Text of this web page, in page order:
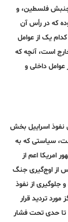
جنبش فلسطین، و
که در رأس آن
یک از عوامل
است، آنچه که
داخلی و
نفوذ اسراییل بخش
سیاستی که به
«دکترین» ۱۴ رییس‌جمهور امریکا اعم از
از اوج‌گیری جنگ
جلوگیری از نفوذ
مورد تردید قرار
تا حدی تحت فشار